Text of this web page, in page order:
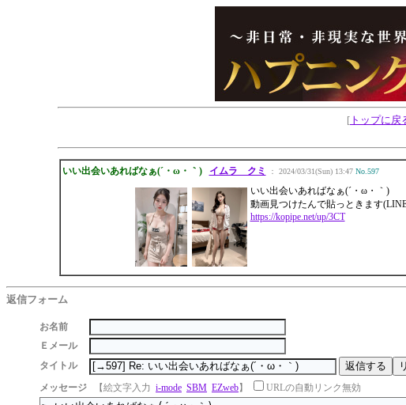
[ トップに戻
いい出会いあればなぁ(´・ω・｀) イムラ クミ ： 2024/03/31(Sun) 13:47 No.597
いい出会いあればなぁ(´・ω・｀)
動画見つけたんで貼っときます
https://kopipe.net/up/3CT
返信フォーム
お名前
Ｅメール
タイトル
メッセージ
【絵文字入力 i-mode SBM EZweb】 URLの自動リンク無効